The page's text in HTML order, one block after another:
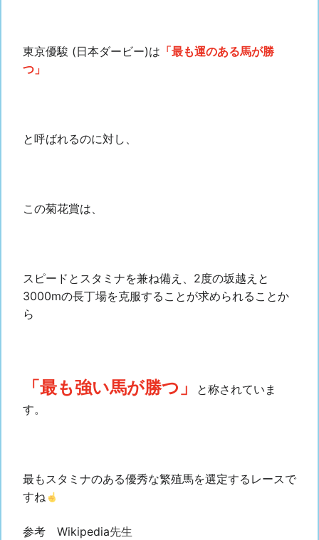
東京優駿 (日本ダービー)は 「最も運のある馬が勝
つ」
と呼ばれるのに対し、
この菊花賞は、
スピードとスタミナを兼ね備え、2度の坂越えと
3000mの長丁場を克服することが求められることか
ら
「最も強い馬が勝つ 」
と称されていま
す。
最もスタミナのある優秀な繁殖馬を選定するレースで
すね
参考 Wikipedia先生